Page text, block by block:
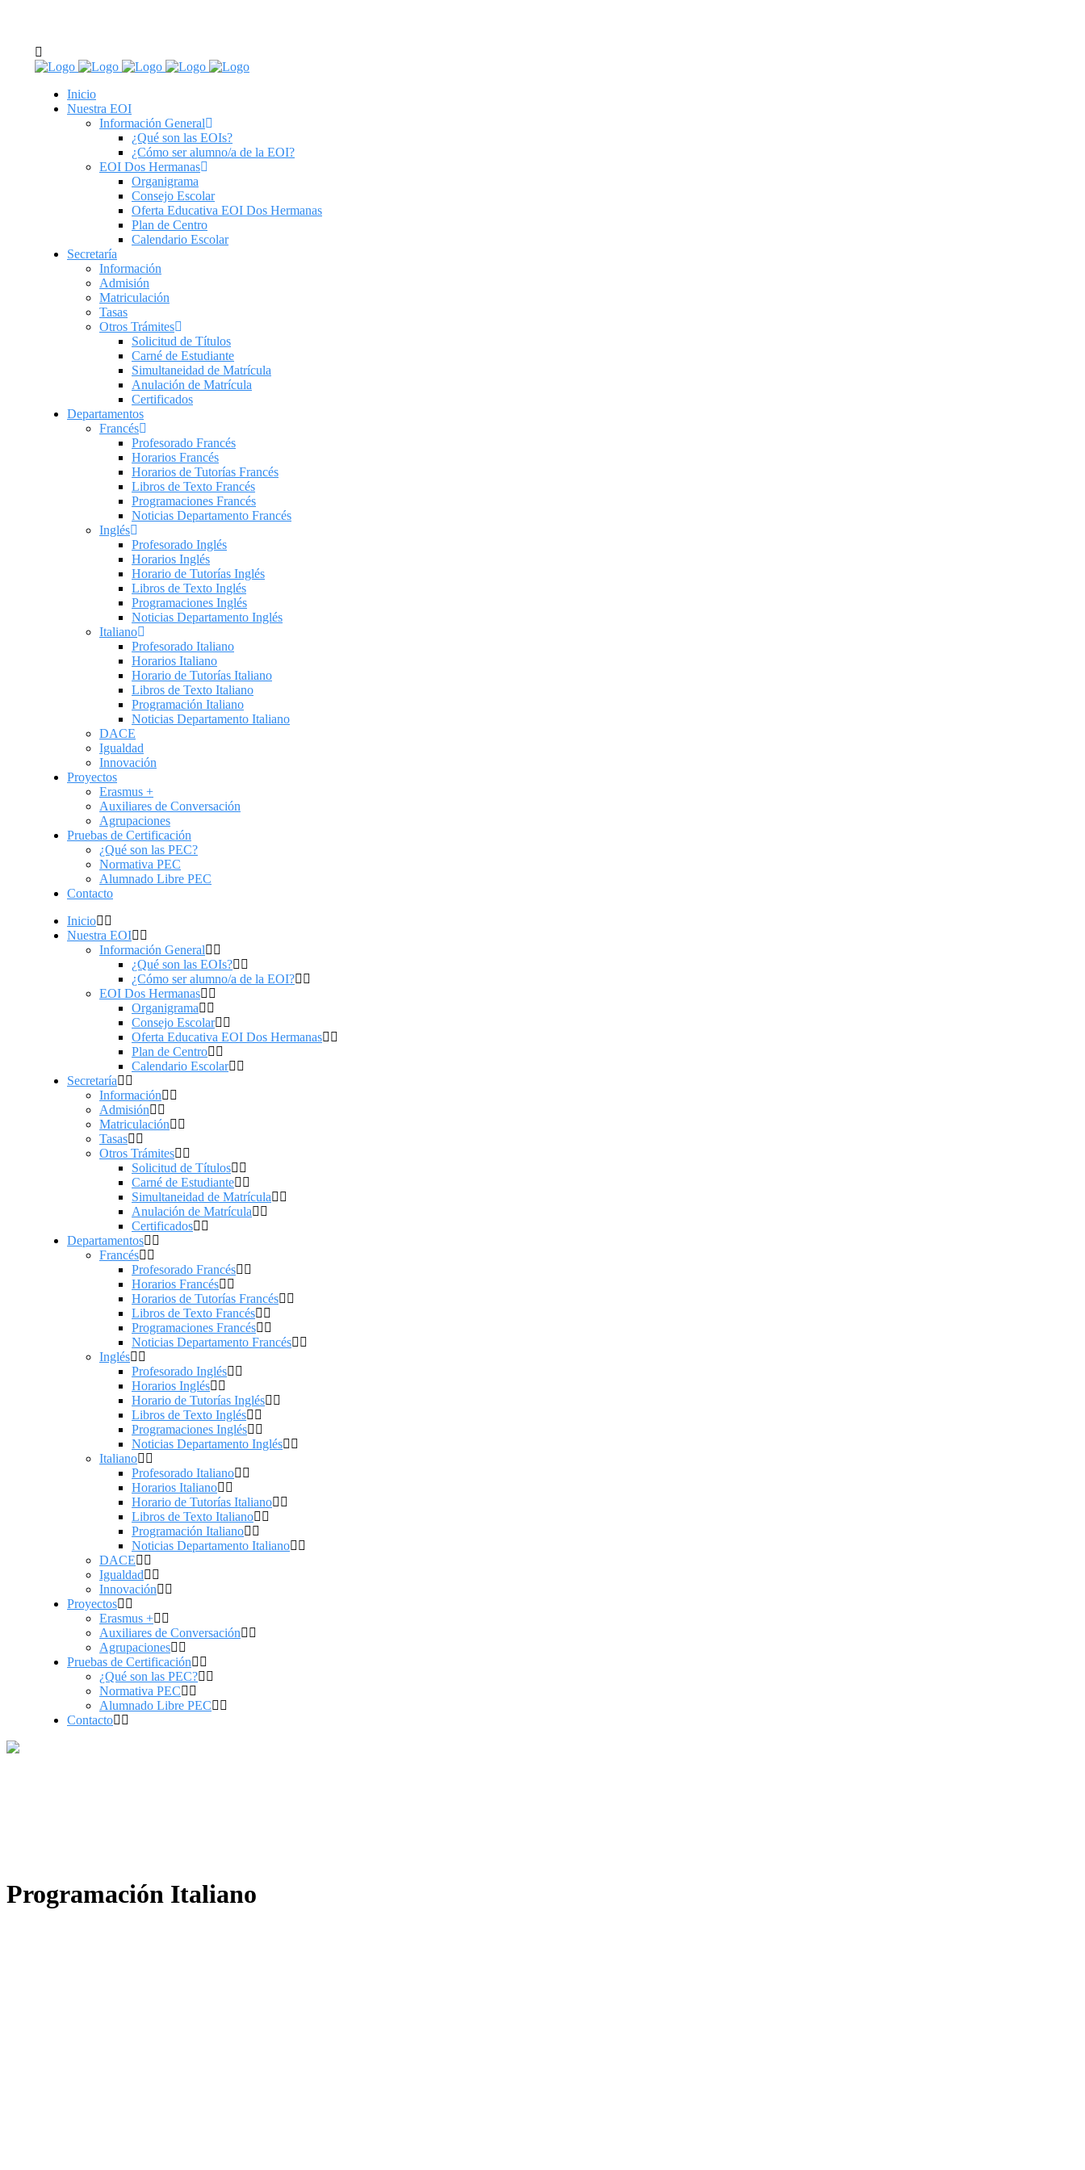
tel: 955 62 43 03
Inicio
Nuestra EOI
Información General
¿Qué son las EOIs?
¿Cómo ser alumno/a de la EOI?
EOI Dos Hermanas
Organigrama
Consejo Escolar
Oferta Educativa EOI Dos Hermanas
Plan de Centro
Calendario Escolar
Secretaría
Información
Admisión
Matriculación
Tasas
Otros Trámites
Solicitud de Títulos
Carné de Estudiante
Simultaneidad de Matrícula
Anulación de Matrícula
Certificados
Departamentos
Francés
Profesorado Francés
Horarios Francés
Horarios de Tutorías Francés
Libros de Texto Francés
Programaciones Francés
Noticias Departamento Francés
Inglés
Profesorado Inglés
Horarios Inglés
Horario de Tutorías Inglés
Libros de Texto Inglés
Programaciones Inglés
Noticias Departamento Inglés
Italiano
Profesorado Italiano
Horarios Italiano
Horario de Tutorías Italiano
Libros de Texto Italiano
Programación Italiano
Noticias Departamento Italiano
DACE
Igualdad
Innovación
Proyectos
Erasmus +
Auxiliares de Conversación
Agrupaciones
Pruebas de Certificación
¿Qué son las PEC?
Normativa PEC
Alumnado Libre PEC
Contacto
Inicio
Nuestra EOI
Información General
¿Qué son las EOIs?
¿Cómo ser alumno/a de la EOI?
EOI Dos Hermanas
Organigrama
Consejo Escolar
Oferta Educativa EOI Dos Hermanas
Plan de Centro
Calendario Escolar
Secretaría
Información
Admisión
Matriculación
Tasas
Otros Trámites
Solicitud de Títulos
Carné de Estudiante
Simultaneidad de Matrícula
Anulación de Matrícula
Certificados
Departamentos
Francés
Profesorado Francés
Horarios Francés
Horarios de Tutorías Francés
Libros de Texto Francés
Programaciones Francés
Noticias Departamento Francés
Inglés
Profesorado Inglés
Horarios Inglés
Horario de Tutorías Inglés
Libros de Texto Inglés
Programaciones Inglés
Noticias Departamento Inglés
Italiano
Profesorado Italiano
Horarios Italiano
Horario de Tutorías Italiano
Libros de Texto Italiano
Programación Italiano
Noticias Departamento Italiano
DACE
Igualdad
Innovación
Proyectos
Erasmus +
Auxiliares de Conversación
Agrupaciones
Pruebas de Certificación
¿Qué son las PEC?
Normativa PEC
Alumnado Libre PEC
Contacto
Programación Italiano